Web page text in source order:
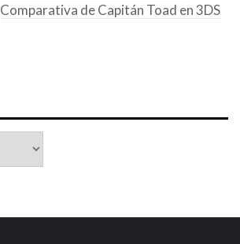
Comparativa de Capitán Toad en 3DS